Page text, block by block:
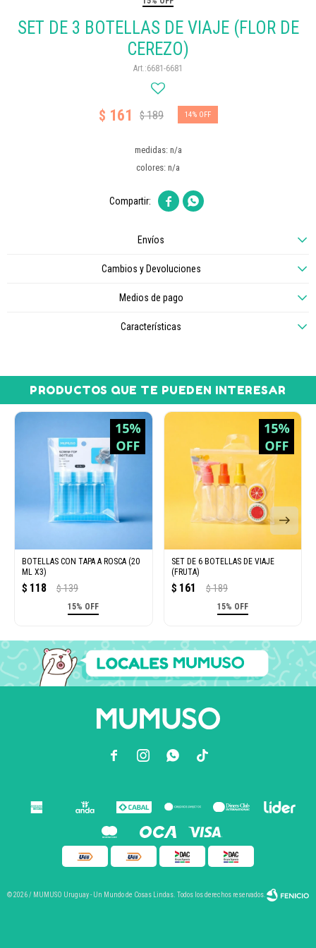
SET DE 3 BOTELLAS DE VIAJE (FLOR DE
CEREZO)
6681-6681
$ 161 $189 14
medidas: n/a
colores: n/a
 
Envíos
Cambios y Devoluciones
Medios de pago
Características
PRODUCTOS QUE TE PUEDEN INTERESAR
BOTELLAS CON TAPA A ROSCA (20
ML X3)
$ 118 $ 139
15% OFF
SET DE 6 BOTELLAS DE VIAJE
(FRUTA)
$ 161 $ 189
15% OFF
  
© 2026 / MUMUSO Uruguay - Un Mundo de Cosas Lindas. Todos los derechos reservados.